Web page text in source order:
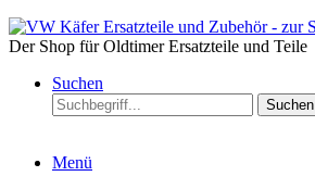
Der Shop für Oldtimer Ersatzteile und Teile
Suchen
Suchen
Menü